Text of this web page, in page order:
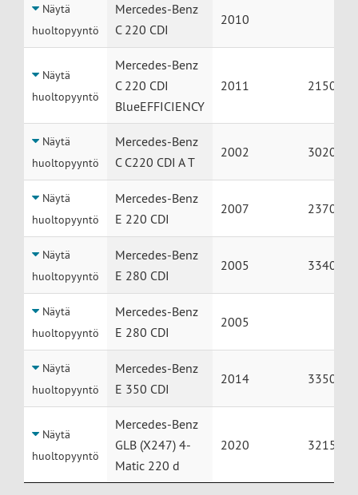
Näytä
huoltopyyntö
Mercedes-Benz
C 220 CDI
2010
Näytä
huoltopyyntö
Mercedes-Benz
C 220 CDI
BlueEFFICIENCY
2011 215000
Näytä
huoltopyyntö
Mercedes-Benz
C C220 CDI A T
2002 302000
Näytä
huoltopyyntö
Mercedes-Benz
E 220 CDI
2007 237000
Näytä
huoltopyyntö
Mercedes-Benz
E 280 CDI
2005
Näytä
huoltopyyntö
Mercedes-Benz
E 280 CDI
2005
Näytä
huoltopyyntö
Mercedes-Benz
E 350 CDI
2014 335000
Näytä
huoltopyyntö
Mercedes-Benz
GLB (X247) 4-
Matic 220 d
2020 321500